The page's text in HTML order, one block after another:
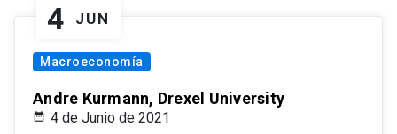
4 JUN
Macroeconomía
Andre Kurmann, Drexel University
4 de Junio de 2021